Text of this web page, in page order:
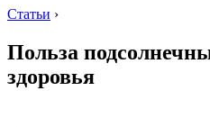
Статьи ›
Польза
здоровья